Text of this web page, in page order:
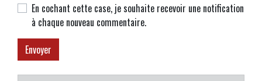
En cochant cette case, je souhaite recevoir une notification
à chaque nouveau commentaire.